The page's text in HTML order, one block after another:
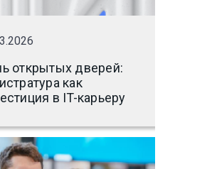
открытых дверей:
как
в IT-карьеру